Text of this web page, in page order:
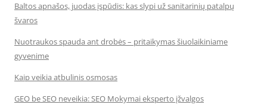
Baltos apnašos, juodas įspūdis: kas slypi už sanitarinių patalpų
švaros
Nuotraukos spauda ant drobės – pritaikymas šiuolaikiniame
gyvenime
Kaip veikia atbulinis osmosas
GEO be SEO neveikia: SEO Mokymai eksperto įžvalgos